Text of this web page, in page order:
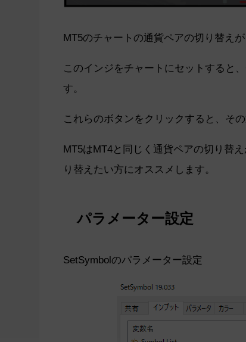
MT5のチャートの通貨ペアの切り替え
このインジをチャートにセットすると
す。
これらのボタンをクリックすると、そ
MT5はMT4と同じく通貨ペアの切り替
り替えたい方にオススメします。
パラメーター設定
SetSymbolのパラメーター設定